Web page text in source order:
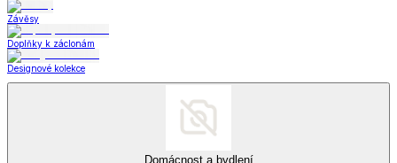
Závěsy
Doplňky k záclonám
Designové kolekce
Domácnost a bydlení